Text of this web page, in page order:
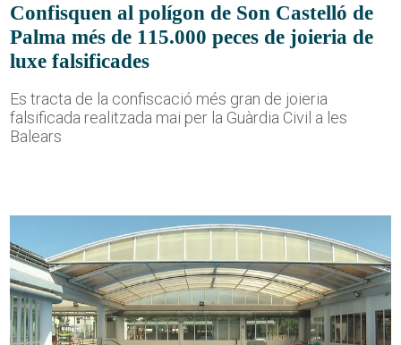
Confisquen al polígon de Son Castelló de
Palma més de 115.000 peces de joieria de
luxe falsificades
Es tracta de la confiscació més gran de joieria
falsificada realitzada mai per la Guàrdia Civil a les
Balears